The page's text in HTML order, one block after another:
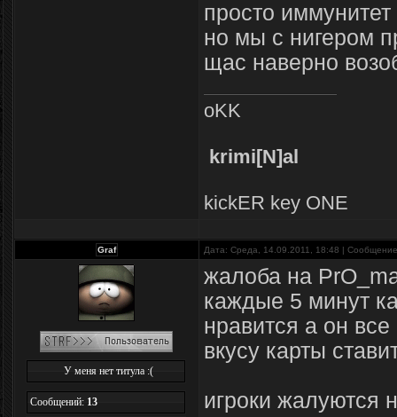
просто
но мы с нигером
щас наверно
oKK
krimi[N]al
kickER key ONE
Graf Дата: Среда, 14.09.2011, 18:48 |
У меня нет титула :(
Сообщений: 13
жалоба на
каждые 5 минут
нравится а он
вкусу карты
игроки жалуются